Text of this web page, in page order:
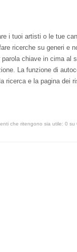
i tuoi artisti o le tue
ricerche su generi e
chiave in cima al
La funzione di
ricerca e la pagina dei
che ritengono sia utile: 0 su